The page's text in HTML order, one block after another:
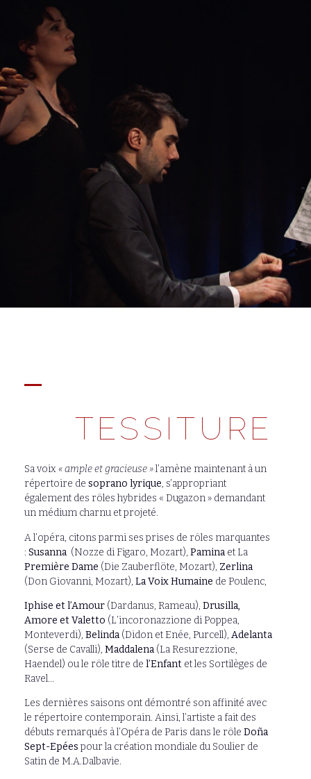
TESSITURE
Sa voix « ample et gracieuse »l’amène maintenant à un
répertoire de soprano lyrique, s’appropriant
également des rôles hybrides « Dugazon » demandant
un médium charnu et projeté.
A l’opéra, citons parmi ses prises de rôles marquantes
: Susanna (Nozze di Figaro, Mozart), Pamina et La
Première Dame (Die Zauberflöte, Mozart), Zerlina
(Don Giovanni, Mozart), La Voix Humaine de Poulenc,
Iphise et l’Amour (Dardanus, Rameau), Drusilla,
Amore et Valetto (L’incoronazzione di Poppea,
Monteverdi), Belinda (Didon et Enée, Purcell), Adelanta
(Serse de Cavalli), Maddalena (La Resurezzione,
Haendel) ou le rôle titre de l’Enfant et les Sortilèges de
Ravel…
Les dernières saisons ont démontré son affinité avec
le répertoire contemporain. Ainsi, l’artiste a fait des
débuts remarqués à l’Opéra de Paris dans le rôle Doña
Sept-Epées pour la création mondiale du Soulier de
Satin de M.A.Dalbavie.